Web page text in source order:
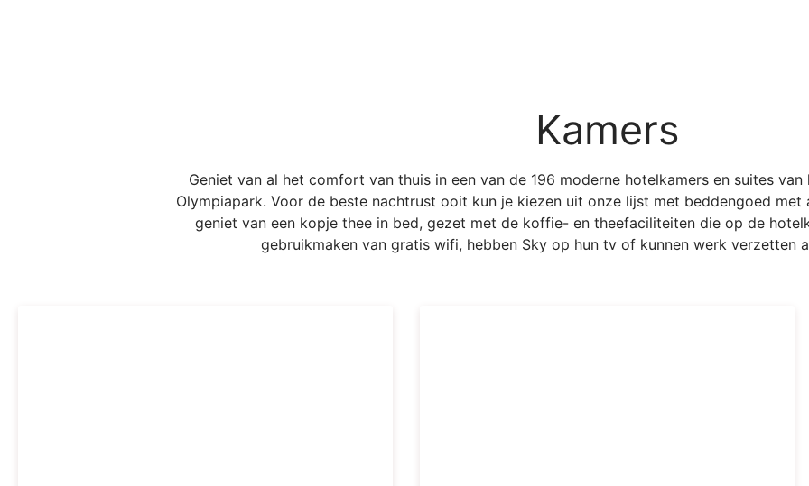
Kamers
Geniet van al het comfort van thuis in een van de 196 moderne hotelkamers en suites
Olympiapark. Voor de beste nachtrust ooit kun je kiezen uit onze lijst met beddengoed met
geniet van een kopje thee in bed, gezet met de koffie- en theefaciliteiten die op de
gebruikmaken van gratis wifi, hebben Sky op hun tv of kunnen werk verzetten